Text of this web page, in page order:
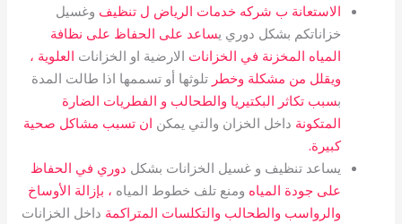
الاستعانة ب شركه خدمات الرياض ل تنظيف وغسيل
خزاناتكم بشكل دوري يساعد على الحفاظ على نظافة
المياه المخزنة في الخزانات الارضية او الخزانات العلوية ،
ويقلل من مشكلة وخطر تلوثها أو تسممها اذا طالت المدة
بسبب تكاثر البكتيريا والطحالب و الفطريات الضارة
المتكونة داخل الخزان والتي يمكن ان تسبب مشاكل صحية
كبيرة.
يساعد تنظيف و غسيل الخزانات بشكل دوري في الحفاظ
على جودة المياه ومنع تلف خطوط المياه ، بإزالة الأوساخ
والرواسب والطحالب والتكلسات المتراكمة داخل الخزانات